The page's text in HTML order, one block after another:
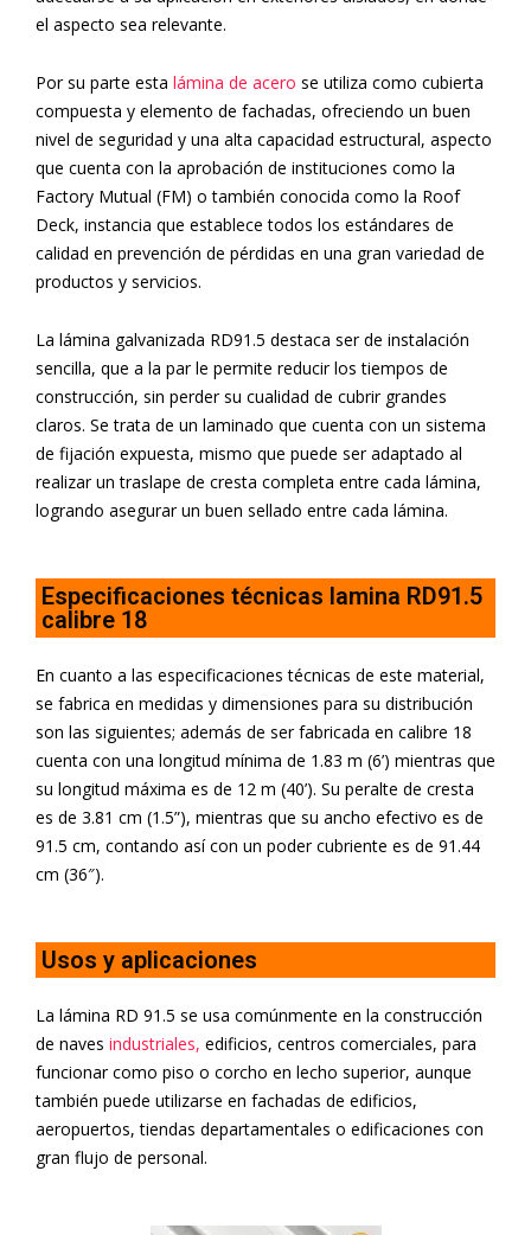
el aspecto sea relevante.
Por su parte esta lámina de acero se utiliza como cubierta
compuesta y elemento de fachadas, ofreciendo un buen
nivel de seguridad y una alta capacidad estructural, aspecto
que cuenta con la aprobación de instituciones como la
Factory Mutual (FM) o también conocida como la Roof
Deck, instancia que establece todos los estándares de
calidad en prevención de pérdidas en una gran variedad de
productos y servicios.
La lámina galvanizada RD91.5 destaca ser de instalación
sencilla, que a la par le permite reducir los tiempos de
construcción, sin perder su cualidad de cubrir grandes
claros. Se trata de un laminado que cuenta con un sistema
de fijación expuesta, mismo que puede ser adaptado al
realizar un traslape de cresta completa entre cada lámina,
logrando asegurar un buen sellado entre cada lámina.
Especificaciones técnicas lamina RD91.5
calibre 18
En cuanto a las especificaciones técnicas de este material,
se fabrica en medidas y dimensiones para su distribución
son las siguientes; además de ser fabricada en calibre 18
cuenta con una longitud mínima de 1.83 m (6’) mientras que
su longitud máxima es de 12 m (40’). Su peralte de cresta
es de 3.81 cm (1.5”), mientras que su ancho efectivo es de
91.5 cm, contando así con un poder cubriente es de 91.44
cm (36″).
Usos y aplicaciones
La lámina RD 91.5 se usa comúnmente en la construcción
de naves industriales, edificios, centros comerciales, para
funcionar como piso o corcho en lecho superior, aunque
también puede utilizarse en fachadas de edificios,
aeropuertos, tiendas departamentales o edificaciones con
gran flujo de personal.